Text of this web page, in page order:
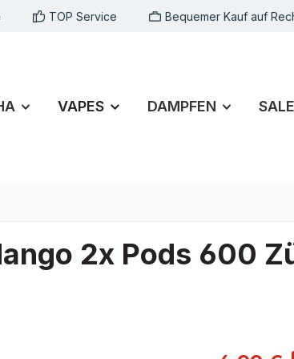
TOP Service Bequemer Kauf auf
VAPES DAMPFEN SALE
2x Pods 600